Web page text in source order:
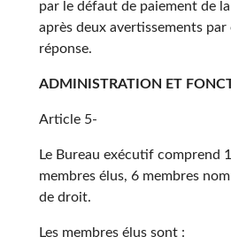
par le défaut de paiement de
après deux avertissements
réponse.
ADMINISTRATION ET
Article 5-
Le Bureau exécutif comprend
membres élus, 6 membres
de droit.
Les membres élus sont :